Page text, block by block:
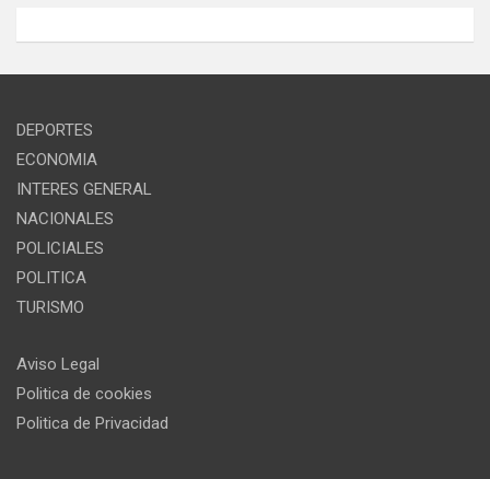
DEPORTES
ECONOMIA
INTERES GENERAL
NACIONALES
POLICIALES
POLITICA
TURISMO
Aviso Legal
Politica de cookies
Politica de Privacidad